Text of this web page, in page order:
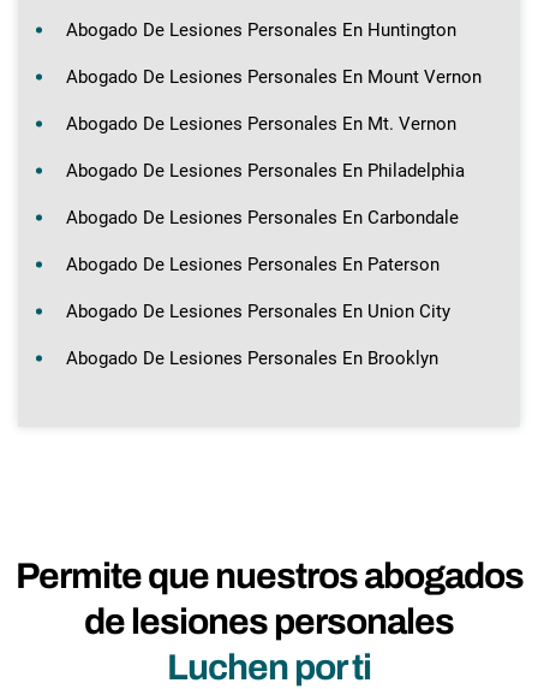
Abogado De Lesiones Personales En Huntington
Abogado De Lesiones Personales En Mount Vernon
Abogado De Lesiones Personales En Mt. Vernon
Abogado De Lesiones Personales En Philadelphia
Abogado De Lesiones Personales En Carbondale
Abogado De Lesiones Personales En Paterson
Abogado De Lesiones Personales En Union City
Abogado De Lesiones Personales En Brooklyn
Permite que nuestros abogados
de lesiones personales
Luchen por ti